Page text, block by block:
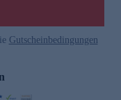
Gutscheinbedingungen